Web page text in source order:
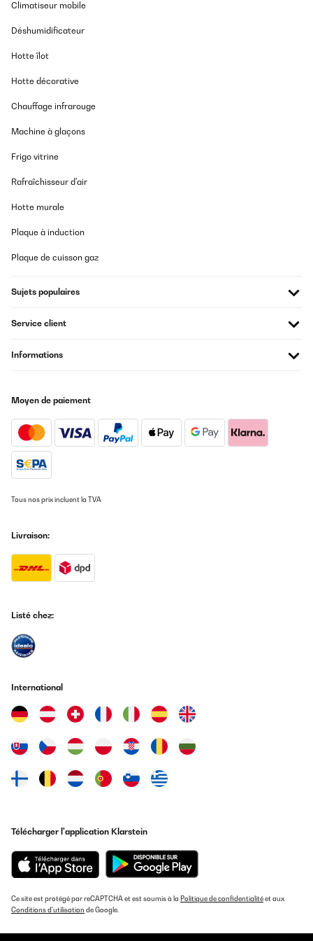
Climatiseur mobile
Déshumidificateur
Hotte îlot
Hotte décorative
Chauffage infrarouge
Machine à glaçons
Frigo vitrine
Rafraîchisseur d'air
Hotte murale
Plaque à induction
Plaque de cuisson gaz
Sujets populaires
Service client
Informations
Moyen de paiement
Tous nos prix incluent la TVA
Livraison:
Listé chez:
International
Télécharger l'application Klarstein
Ce site est protégé par reCAPTCHA et est soumis à la Politique de confidentialitéet aux
Conditions d'utilisation de Google.